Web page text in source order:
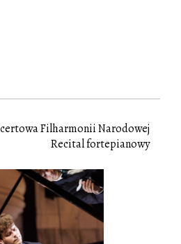
Filharmonii Narodowej
Recital fortepianowy